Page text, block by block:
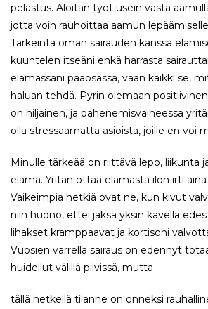
pelastus. Aloitan työt usein vasta
jotta voin rauhoittaa aamun
Tärkeintä oman sairauden kanssa
kuuntelen itseäni enkä harrasta
elämässäni pääosassa, vaan kaikki se,
haluan tehdä. Pyrin olemaan
on hiljainen, ja pahenemisvaiheessa
olla stressaamatta asioista, joille en voi
Minulle tärkeää on riittävä lepo, liikunta
elämä. Yritän ottaa elämästä ilon irti
Vaikeimpia hetkiä ovat ne, kun kivut
niin huono, ettei jaksa yksin kävellä edes
lihakset kramppaavat ja kortisoni
Vuosien varrella sairaus on edennyt
huidellut välillä pilvissä, mutta
tällä hetkellä tilanne on onneksi